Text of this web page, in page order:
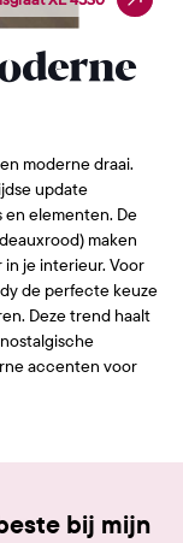
moderne draai.
update
elementen. De
maken
je interieur. Voor
de perfecte keuze
Deze trend haalt
accenten voor
bij mijn